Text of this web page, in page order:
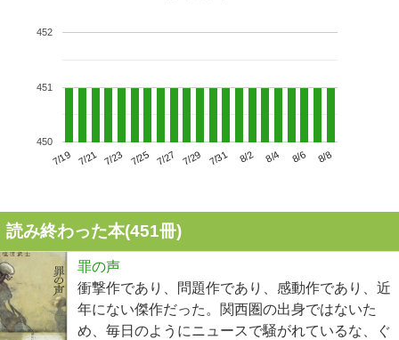
7/19 7/21 7/23 7/25 7/27 7/29 7/31 8/2 8/4 8/6 8/8
450
451
452
読み終わった本(451冊)
罪の声
衝撃作であり、問題作であり、感動作であり、近
年にない傑作だった。関西圏の出身ではないた
め、毎日のようにニュースで騒がれているな、ぐ